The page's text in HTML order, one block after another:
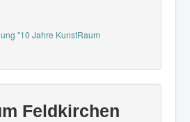
"10 Jahre KunstRaum
Feldkirchen